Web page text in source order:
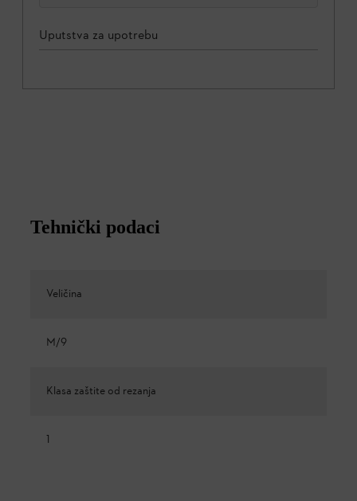
Uputstva za upotrebu
Tehnički podaci
Veličina
M/9
Klasa zaštite od rezanja
1